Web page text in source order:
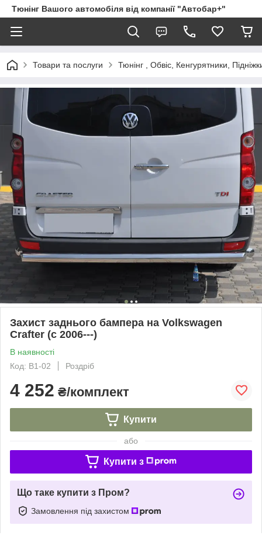
Тюнінг Вашого автомобіля від компанії "Автобар+"
Товари та послуги Тюнінг , Обвіс, Кенгурятники,
Захист заднього бампера на Volkswagen
Crafter (c 2006---)
В наявності
Код: B1-02
Роздріб
4 252 ₴/комплект
Купити
або
Купити з
Що таке купити з Пром?
Замовлення під захистом